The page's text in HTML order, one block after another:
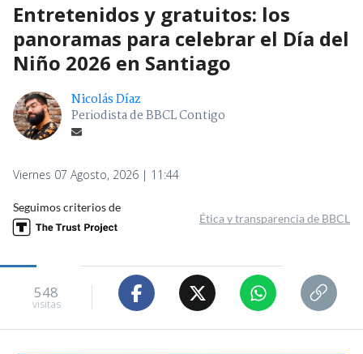
Entretenidos y gratuitos: los
panoramas para celebrar el Día del
Niño 2026 en Santiago
Nicolás Díaz
Periodista de BBCL Contigo
Viernes 07 Agosto, 2026 | 11:44
Seguimos criterios de
Ética y transparencia de BBCL
548
visitas